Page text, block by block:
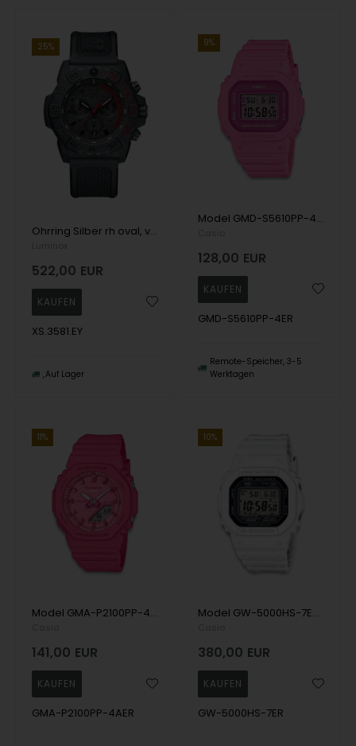
25%
Ohrring Silber rh oval, von L&G
522,00 EUR
XS.3581.EY
Auf Lager
9%
Model GMD-S5610PP-4ER Casio G-Shock Quartz Herren uhr
128,00 EUR
GMD-S5610PP-4ER
Remote-Speicher, 3-5
Werktagen
11%
Model GMA-P2100PP-4AER Casio G-Shock Quartz Herren uhr
141,00 EUR
GMA-P2100PP-4AER
10%
Model GW-5000HS-7ER Casio G-SHOCK Solar Quartz Herren uhr
380,00 EUR
GW-5000HS-7ER